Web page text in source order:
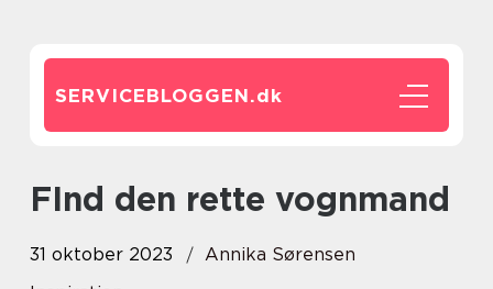
SERVICEBLOGGEN.dk
FInd den rette vognmand
31 oktober 2023
Annika Sørensen